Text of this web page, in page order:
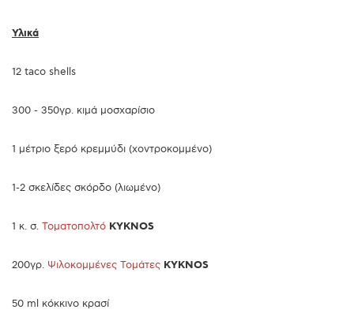
Υλικά
12 taco shells
300 - 350γρ. κιμά μοσχαρίσιο
1 μέτριο ξερό κρεμμύδι (χοντροκομμένο)
1-2 σκελίδες σκόρδο (λιωμένο)
1 κ. σ. Τοματοπολτό KYKNOS
200γρ. Ψιλοκομμένες Τομάτες KYKNOS
50 ml κόκκινο κρασί